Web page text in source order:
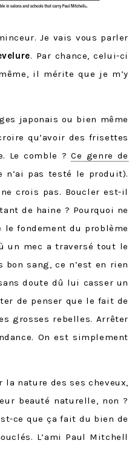
Je vais vous parler
. Par chance, celui-ci
il mérite que je m’y
japonais ou bien même
qu’avoir des frisettes
Le comble ?Ce genre de
pas testé le produit).
crois pas. Boucler est-il
de haine ? Pourquoi ne
le fondement du problème
un mec a traversé tout le
sang, ce n’est en rien
doute dû lui casser un
de penser que le fait de
grosses rebelles. Arrêter
On est simplement
nature des ses cheveux,
beauté naturelle, non ?
ce que ça fait du bien de
L’ami Paul Mitchell